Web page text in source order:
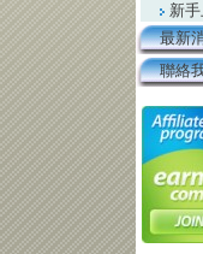
新
最新
聯絡